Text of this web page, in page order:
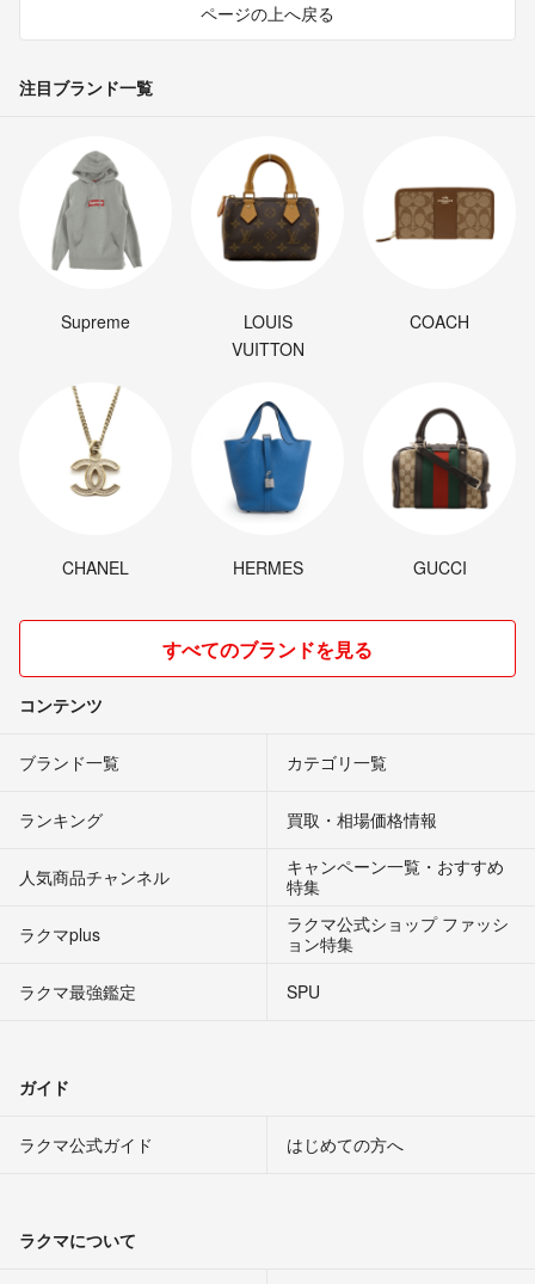
ページの上へ戻る
注目ブランド一覧
Supreme
LOUIS
VUITTON
COACH
CHANEL HERMES GUCCI
すべてのブランドを見る
コンテンツ
ブランド一覧 カテゴリ一覧
ランキング 買取・相場価格情報
人気商品チャンネル
キャンペーン一覧・おすすめ
特集
ラクマplus
ラクマ公式ショップ ファッシ
ョン特集
ラクマ最強鑑定
SPU
ガイド
ラクマ公式ガイド はじめての方へ
ラクマについて